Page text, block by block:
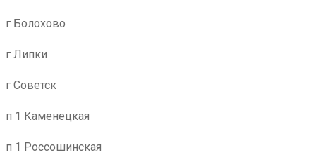
г Болохово
г Липки
г Советск
п 1 Каменецкая
п 1 Россошинская